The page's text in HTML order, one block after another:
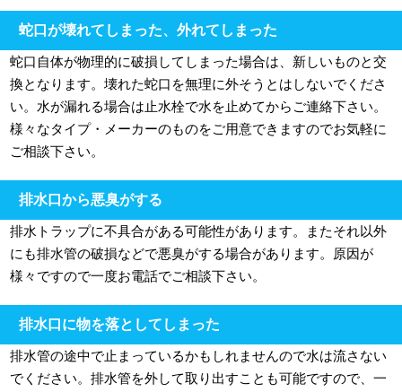
蛇口が壊れてしまった、外れてしまった
蛇口自体が物理的に破損してしまった場合は、新しいものと交
換となります。壊れた蛇口を無理に外そうとはしないでくださ
い。水が漏れる場合は止水栓で水を止めてからご連絡下さい。
様々なタイプ・メーカーのものをご用意できますのでお気軽に
ご相談下さい。
排水口から悪臭がする
排水トラップに不具合がある可能性があります。またそれ以外
にも排水管の破損などで悪臭がする場合があります。原因が
様々ですので一度お電話でご相談下さい。
排水口に物を落としてしまった
排水管の途中で止まっているかもしれませんので水は流さない
でください。排水管を外して取り出すことも可能ですので、一